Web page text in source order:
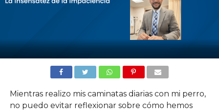
Mientras realizo mis caminatas diarias con mi perro,
no puedo evitar reflexionar sobre cómo hemos